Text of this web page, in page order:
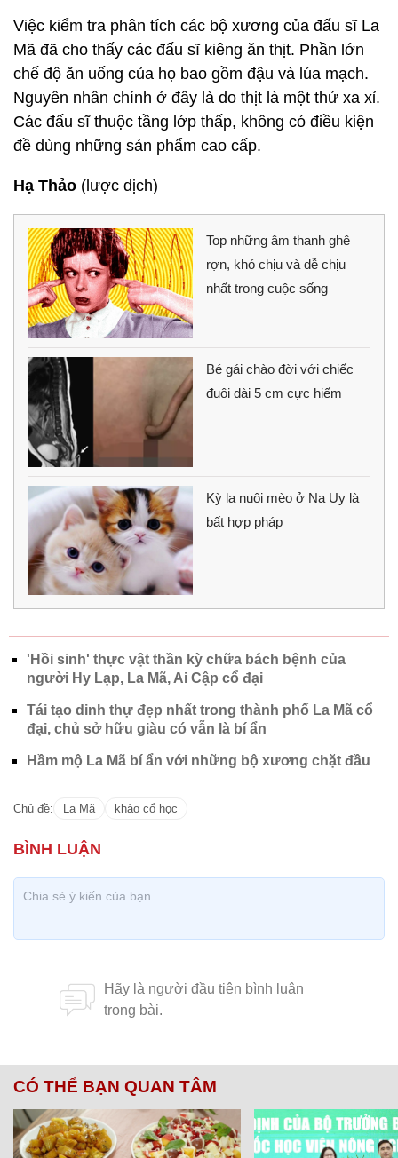
Việc kiểm tra phân tích các bộ xương của đấu sĩ La
Mã đã cho thấy các đấu sĩ kiêng ăn thịt. Phần lớn
chế độ ăn uống của họ bao gồm đậu và lúa mạch.
Nguyên nhân chính ở đây là do thịt là một thứ xa xỉ.
Các đấu sĩ thuộc tầng lớp thấp, không có điều kiện
đề dùng những sản phẩm cao cấp.
Hạ Thảo (lược dịch)
Top những âm thanh ghê
rợn, khó chịu và dễ chịu
nhất trong cuộc sống
Bé gái chào đời với chiếc
đuôi dài 5 cm cực hiếm
Kỳ lạ nuôi mèo ở Na Uy là
bất hợp pháp
'Hồi sinh' thực vật thần kỳ chữa bách bệnh của
người Hy Lạp, La Mã, Ai Cập cổ đại
Tái tạo dinh thự đẹp nhất trong thành phố La Mã cổ
đại, chủ sở hữu giàu có vẫn là bí ẩn
Hầm mộ La Mã bí ẩn với những bộ xương chặt đầu
Chủ đề: La Mã khảo cổ học
CÓ THỂ BẠN QUAN TÂM